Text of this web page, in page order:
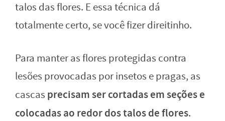
talos das flores. E essa técnica dá
totalmente certo, se você fizer direitinho.
Para manter as flores protegidas contra
lesões provocadas por insetos e pragas, as
cascas precisam ser cortadas em seções e
colocadas ao redor dos talos de flores.